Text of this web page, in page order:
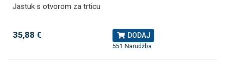
Jastuk s otvorom za trticu
35,88 € DODAJ
551 Narudžba